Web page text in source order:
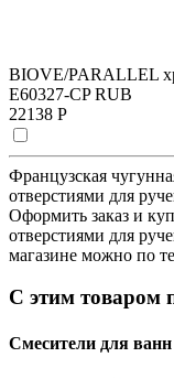
BIOVE/PARALLEL
E60327-CP RUB
22138 Р
Французская
отверстиями для
Оформить заказ и
отверстиями для
магазине можно по
С этим товаром
Смесители для ванн